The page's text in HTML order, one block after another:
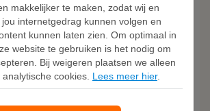
makkelijker te maken, zodat wij en
internetgedrag kunnen volgen en
kunnen laten zien. Om optimaal in
website te gebruiken is het nodig om
Bij weigeren plaatsen we alleen
cookies. Lees meer hier.